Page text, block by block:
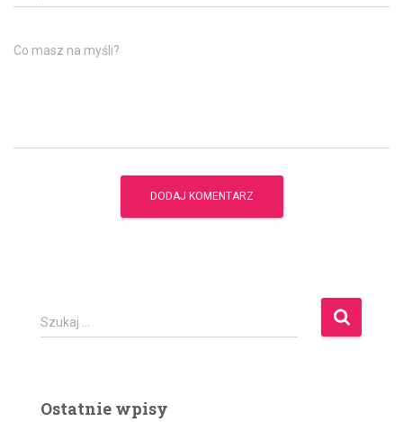
Co masz na myśli?
S
z
j
Szukaj …
Ostatnie wpisy